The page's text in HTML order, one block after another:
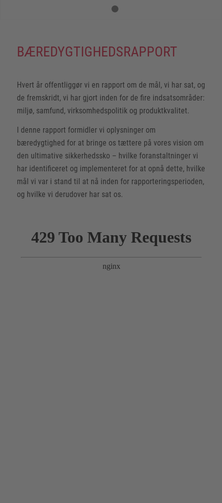
BÆREDYGTIGHEDSRAPPORT
Hvert år offentliggør vi en rapport om de mål, vi har sat, og
de fremskridt, vi har gjort inden for de fire indsatsområder:
miljø, samfund, virksomhedspolitik og produktkvalitet.
I denne rapport formidler vi oplysninger om
bæredygtighed for at bringe os tættere på vores vision om
den ultimative sikkerhedssko – hvilke foranstaltninger vi
har identificeret og implementeret for at opnå dette, hvilke
mål vi var i stand til at nå inden for rapporteringsperioden,
og hvilke vi derudover har sat os.